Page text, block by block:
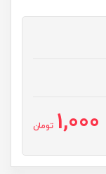
1,000 تومان